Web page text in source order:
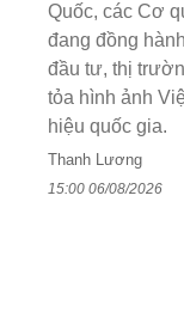
Quốc, các Cơ
đang đồng
đầu tư, thị
tỏa hình ảnh
hiệu quốc gia.
Thanh Lương
15:00 06/08/2026